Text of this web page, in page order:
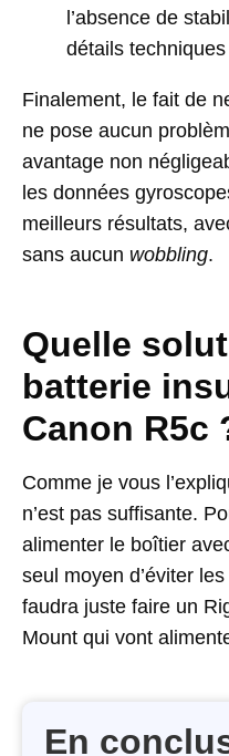
l’absence de
détails
Finalement, le fait de
ne pose aucun
avantage non
les données
meilleurs résultats,
sans aucun wobbling.
Quelle
batterie
Canon R5c
Comme je vous
n’est pas suffisante.
alimenter le boîtier
seul moyen d’éviter
faudra juste faire un
Mount qui vont
En